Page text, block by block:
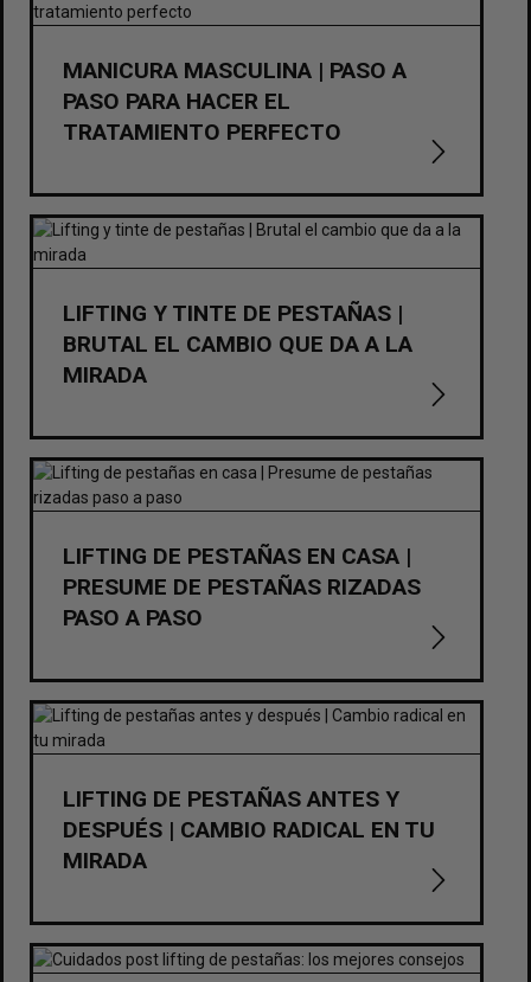
MANICURA MASCULINA | PASO A
PASO PARA HACER EL
TRATAMIENTO PERFECTO
LIFTING Y TINTE DE PESTAÑAS |
BRUTAL EL CAMBIO QUE DA A LA
MIRADA
LIFTING DE PESTAÑAS EN CASA |
PRESUME DE PESTAÑAS RIZADAS
PASO A PASO
LIFTING DE PESTAÑAS ANTES Y
DESPUÉS | CAMBIO RADICAL EN TU
MIRADA